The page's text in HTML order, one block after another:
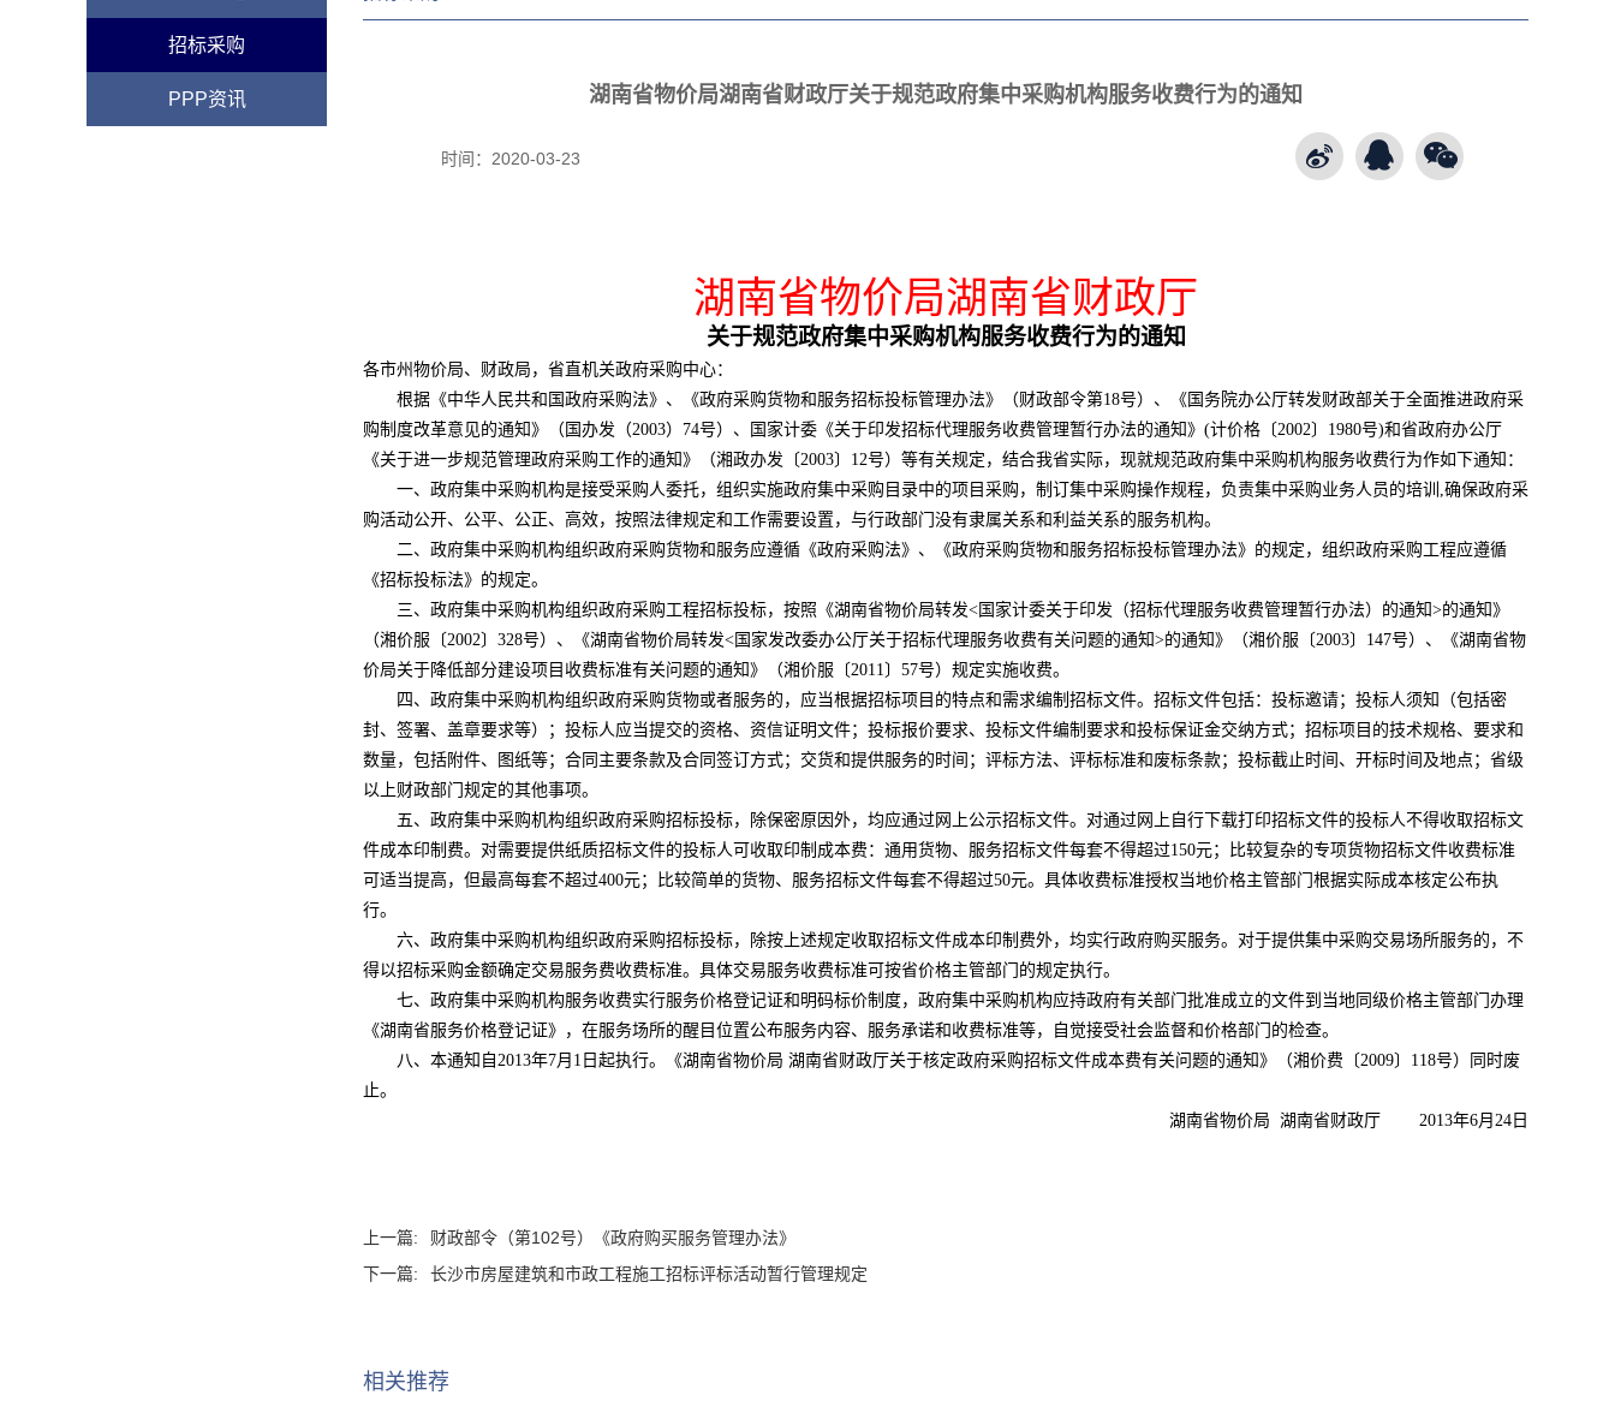
招标采购
PPP资讯 湖南省物价局湖南省财政厅关于规范政府集中采购机构服务收费行为的通知
时间： 2020-03-23
湖南省物价局湖南省财政厅
关于规范政府集中采购机构服务收费行为的通知
各市州物价局、财政局，省直机关政府采购中心：
根据《中华人民共和国政府采购法》、《政府采购货物和服务招标投标管理办法》（财政部令第18号）、《国务院办公厅转发财政部关于全面推进政府采
购制度改革意见的通知》（国办发（2003）74号）、国家计委《关于印发招标代理服务收费管理暂行办法的通知》(计价格〔2002〕1980号)和省政府办公厅
《关于进一步规范管理政府采购工作的通知》（湘政办发〔2003〕12号）等有关规定，结合我省实际，现就规范政府集中采购机构服务收费行为作如下通知：
一、政府集中采购机构是接受采购人委托，组织实施政府集中采购目录中的项目采购，制订集中采购操作规程，负责集中采购业务人员的培训 ,确保政府采
购活动公开、公平、公正、高效，按照法律规定和工作需要设置，与行政部门没有隶属关系和利益关系的服务机构。
二、政府集中采购机构组织政府采购货物和服务应遵循《政府采购法》、《政府采购货物和服务招标投标管理办法》的规定，组织政府采购工程应遵循
《招标投标法》的规定。
三、政府集中采购机构组织政府采购工程招标投标，按照《湖南省物价局转发<国家计委关于印发（招标代理服务收费管理暂行办法）的通知>的通知》
（湘价服〔2002〕328号）、《湖南省物价局转发<国家发改委办公厅关于招标代理服务收费有关问题的通知>的通知》（湘价服〔2003〕147号）、《湖南省物
价局关于降低部分建设项目收费标准有关问题的通知》（湘价服〔2011〕57号）规定实施收费。
四、政府集中采购机构组织政府采购货物或者服务的，应当根据招标项目的特点和需求编制招标文件。招标文件包括：投标邀请；投标人须知（包括密
封、签署、盖章要求等）；投标人应当提交的资格、资信证明文件；投标报价要求、投标文件编制要求和投标保证金交纳方式；招标项目的技术规格、要求和
数量，包括附件、图纸等；合同主要条款及合同签订方式；交货和提供服务的时间；评标方法、评标标准和废标条款；投标截止时间、开标时间及地点；省级
以上财政部门规定的其他事项。
五、政府集中采购机构组织政府采购招标投标，除保密原因外，均应通过网上公示招标文件。对通过网上自行下载打印招标文件的投标人不得收取招标文
件成本印制费。对需要提供纸质招标文件的投标人可收取印制成本费：通用货物、服务招标文件每套不得超过150元；比较复杂的专项货物招标文件收费标准
可适当提高，但最高每套不超过400元；比较简单的货物、服务招标文件每套不得超过50元。具体收费标准授权当地价格主管部门根据实际成本核定公布执
行。
六、政府集中采购机构组织政府采购招标投标，除按上述规定收取招标文件成本印制费外，均实行政府购买服务。对于提供集中采购交易场所服务的，不
得以招标采购金额确定交易服务费收费标准。具体交易服务收费标准可按省价格主管部门的规定执行。
七、政府集中采购机构服务收费实行服务价格登记证和明码标价制度，政府集中采购机构应持政府有关部门批准成立的文件到当地同级价格主管部门办理
《湖南省服务价格登记证》，在服务场所的醒目位置公布服务内容、服务承诺和收费标准等，自觉接受社会监督和价格部门的检查。
八、本通知自 2013年7月1日起执行。《湖南省物价局 湖南省财政厅关于核定政府采购招标文件成本费有关问题的通知》（湘价费〔2009〕118号）同时废
止。
湖南省物价局 湖南省财政厅 2013年6月24日
上一篇:
财政部令（第102号）《政府购买服务管理办法》
下一篇:
长沙市房屋建筑和市政工程施工招标评标活动暂行管理规定
相关推荐